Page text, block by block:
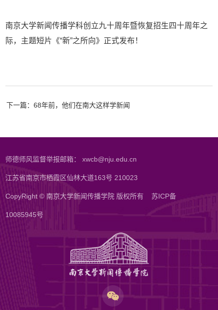
南京大学新闻传播学科创立九十周年暨恢复招生四十周年之
际，主题短片《“新”之所向》正式发布！
下一篇：68年前，他们在南大这样学新闻
师德师风监督举报邮箱： xwcb@nju.edu.cn
江苏省南京市栖霞区仙林大道163号 210023
CopyRight © 南京大学新闻传播学院 版权所有苏ICP备
10085945号